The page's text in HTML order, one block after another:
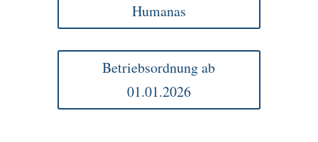
Humanas
Betriebsordnung ab
01.01.2026